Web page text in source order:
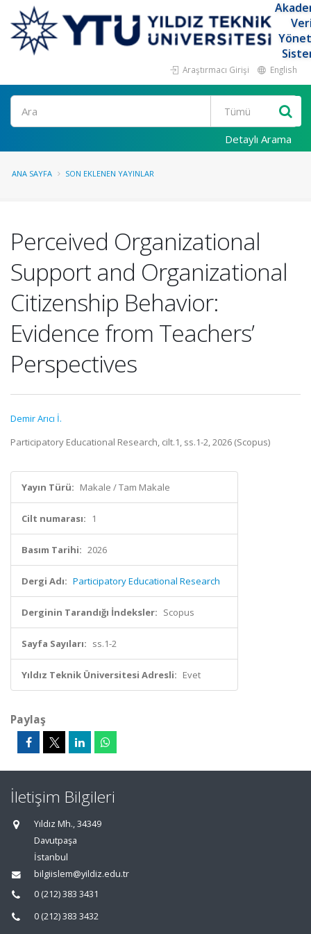
Araştırmacı Girişi English
Ara
Detaylı Arama
ANA SAYFA SON EKLENEN YAYINLAR
Perceived Organizational
Support and Organizational
Citizenship Behavior:
Evidence from Teachers’
Perspectives
Demir Arıcı İ.
Participatory Educational Research, cilt.1, ss.1-2, 2026 (Scopus)
Yayın Türü: Makale / Tam Makale
Cilt numarası: 1
Basım Tarihi: 2026
Dergi Adı: Participatory Educational Research
Derginin Tarandığı İndeksler: Scopus
Sayfa Sayıları: ss.1-2
Yıldız Teknik Üniversitesi Adresli: Evet
Paylaş
İletişim Bilgileri
Yıldız Mh., 34349
Davutpaşa
İstanbul
bilgiislem@yildiz.edu.tr
0 (212) 383 3431
0 (212) 383 3432